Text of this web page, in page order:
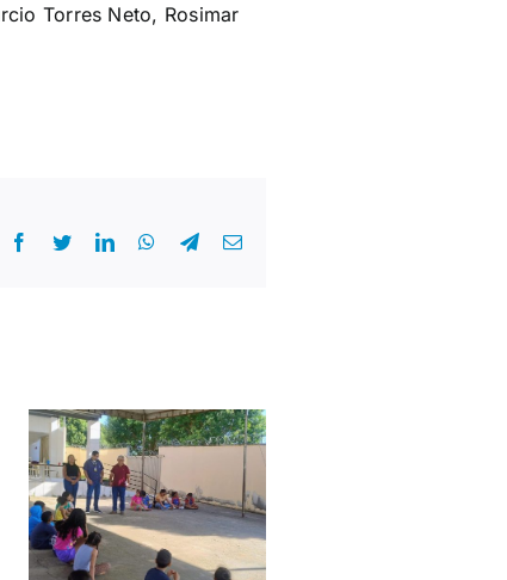
Torres Neto, Rosimar
Facebook
TwitterLinkedInWhatsApp
Telegram
E-